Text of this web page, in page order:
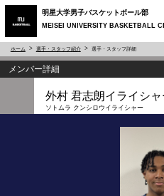
明星大学男子バスケットボール部
MEISEI UNIVERSITY BASKETBALL
ホーム 選手・スタッフ紹介 選手・スタッフ詳細
メンバー詳細
外村 君志朗イライシャ
ソトムラ クンシロウイライシャー